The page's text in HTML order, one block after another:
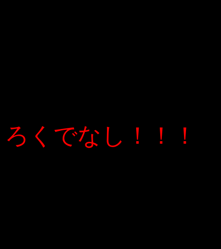
ろくでなし！！！